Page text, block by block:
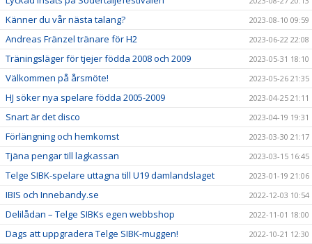
Känner du vår nästa talang? 2023-08-10 09:59
Andreas Fränzel tränare för H2 2023-06-22 22:08
Träningsläger för tjejer födda 2008 och 2009 2023-05-31 18:10
Välkommen på årsmöte! 2023-05-26 21:35
HJ söker nya spelare födda 2005-2009 2023-04-25 21:11
Snart är det disco 2023-04-19 19:31
Förlängning och hemkomst 2023-03-30 21:17
Tjäna pengar till lagkassan 2023-03-15 16:45
Telge SIBK-spelare uttagna till U19 damlandslaget 2023-01-19 21:06
IBIS och Innebandy.se 2022-12-03 10:54
Delilådan – Telge SIBKs egen webbshop 2022-11-01 18:00
Dags att uppgradera Telge SIBK-muggen! 2022-10-21 12:30